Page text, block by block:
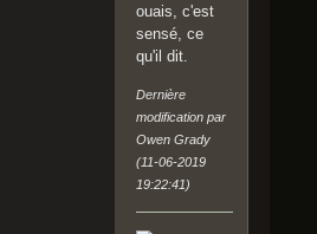
ouais, c'est
sensé, ce
qu'il dit.
Dernière
modification par
Owen Grady
(11-06-2019
19:22:41)